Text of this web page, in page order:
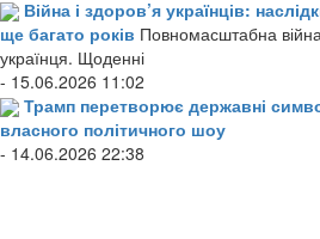
Війна і здоров’я українців:
ще багато років Повномасштабна
українця. Щоденні
- 15.06.2026 11:02
Трамп перетворює державні
власного політичного шоу
- 14.06.2026 22:38